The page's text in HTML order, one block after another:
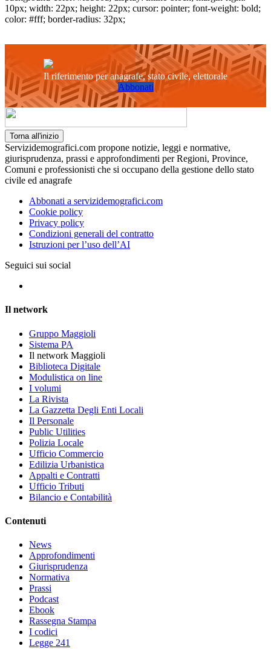
10px; width: 22px; height: 22px; cursor: pointer; font-weight: bold;
color: #fff; border-radius: 32px;
Il riferimento per anagrafe, stato civile, elettorale
Abbonati
Torna all'inizio
Servizidemografici.com propone notizie, leggi e normative,
giurisprudenza, prassi e approfondimenti per Regioni, Province,
Comuni e professionisti che si occupano della gestione dello stato
civile ed anagrafe
Abbonati a servizidemografici.com
Cookie policy
Privacy policy
Condizioni generali del contratto
Istruzioni per l’uso dell’AI
Seguici sui social
Il network
Gruppo Maggioli
Sistema PA
Il network Maggioli
Biblioteca Digitale
Modulistica on line
I volumi
La Rivista
La Gazzetta Degli Enti Locali
Il Personale
Public Utilities
Polizia Locale
Ufficio Commercio
Edilizia Urbanistica
Appalti e Contratti
Ufficio Tributi
Bilancio e Contabilità
Contenuti
News
Approfondimenti
Giurisprudenza
Normativa
Prassi
Podcast
Ebook
Rassegna Stampa
I codici
Legge 241